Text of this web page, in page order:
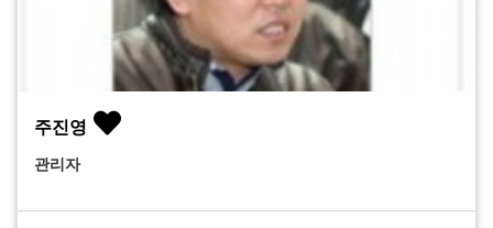
주진영
관리자